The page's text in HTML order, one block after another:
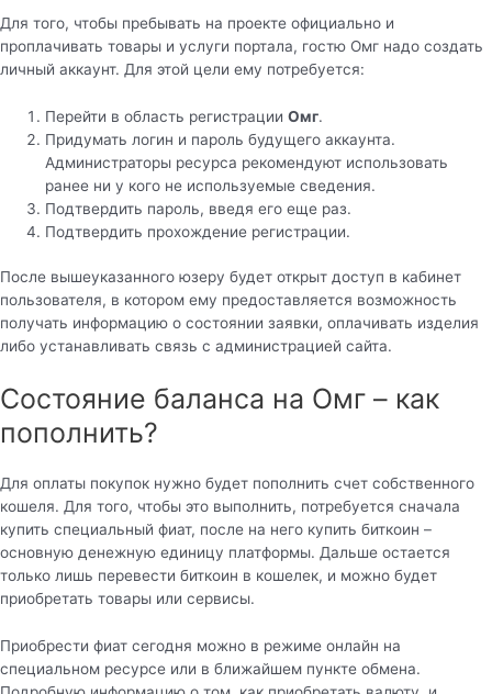
Для того, чтобы пребывать на проекте официально и
проплачивать товары и услуги портала, гостю Омг надо создать
личный аккаунт. Для этой цели ему потребуется:
Перейти в область регистрацииОмг.
Придумать логин и пароль будущего аккаунта.
Администраторы ресурса рекомендуют использовать
ранее ни у кого не используемые сведения.
Подтвердить пароль, введя его еще раз.
Подтвердить прохождение регистрации.
После вышеуказанного юзеру будет открыт доступ в кабинет
пользователя, в котором ему предоставляется возможность
получать информацию о состоянии заявки, оплачивать изделия
либо устанавливать связь с администрацией сайта.
Состояние баланса на Омг – как
пополнить?
Для оплаты покупок нужно будет пополнить счет собственного
кошеля. Для того, чтобы это выполнить, потребуется сначала
купить специальный фиат, после на него купить биткоин –
основную денежную единицу платформы. Дальше остается
только лишь перевести биткоин в кошелек, и можно будет
приобретать товары или сервисы.
Приобрести фиат сегодня можно в режиме онлайн на
специальном ресурсе или в ближайшем пункте обмена.